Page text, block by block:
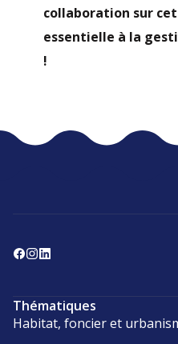
collaboration sur
essentielle à la
!
Thématiques
Habitat, foncier et